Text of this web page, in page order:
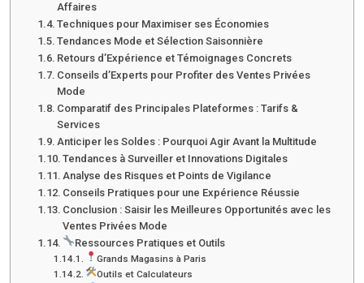
Affaires
Techniques pour Maximiser ses Économies
Tendances Mode et Sélection Saisonnière
Retours d’Expérience et Témoignages Concrets
Conseils d’Experts pour Profiter des Ventes Privées
Mode
Comparatif des Principales Plateformes : Tarifs &
Services
Anticiper les Soldes : Pourquoi Agir Avant la Multitude
Tendances à Surveiller et Innovations Digitales
Analyse des Risques et Points de Vigilance
Conseils Pratiques pour une Expérience Réussie
Conclusion : Saisir les Meilleures Opportunités avec les
Ventes Privées Mode
Ressources Pratiques et Outils
Grands Magasins à Paris
Outils et Calculateurs